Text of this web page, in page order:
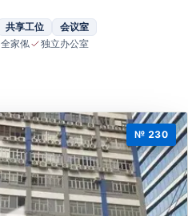
共享工位 会议室
全家俬 独立办公室
№ 230